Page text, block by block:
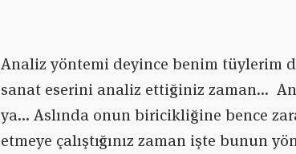
Analiz yöntemi deyince benim tüylerim
sanat eserini analiz ettiğiniz zaman…
ya… Aslında onun biricikliğine bence
etmeye çalıştığınız zaman işte bunun